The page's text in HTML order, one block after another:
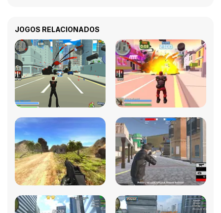
JOGOS RELACIONADOS